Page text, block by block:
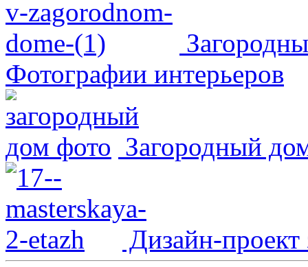
Фотографии интерьеров
Загородный
Дизайн-проект